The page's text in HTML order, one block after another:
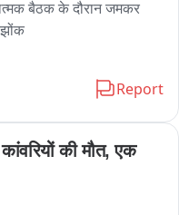
बैठक के दौरान जमकर
व सम्मान नहीं दिए जाने को
और करीब आधे घंटे तक
चलती रही।
सांचौर विधायक जीवाराम
Report
की मौत, एक